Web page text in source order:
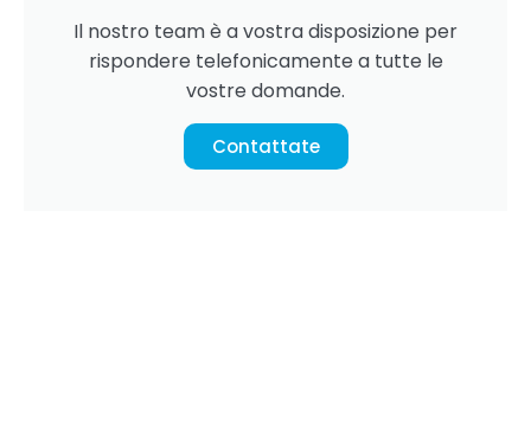
Il nostro team è a vostra disposizione per
rispondere telefonicamente a tutte le
vostre domande.
Contattate